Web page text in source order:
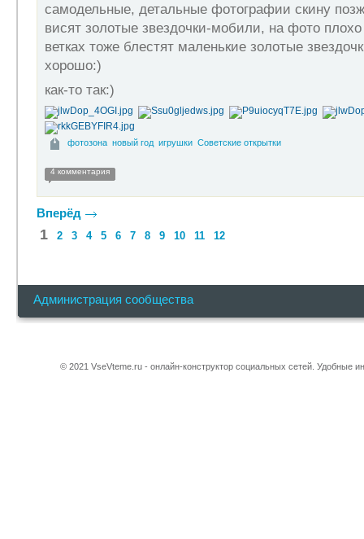
самодельные, детальные фотографии скину
висят золотые звездочки-мобили, на фото
ветках тоже блестят маленькие золотые
хорошо:)
как-то так:)
фотозона новый год игрушки Советские открытки
4 комментария
Вперёд
1 2 3 4 5 6 7 8 9 10 11 12
Администрация сообщества
© 2021 VseVteme.ru - онлайн-конструктор социальных сетей. Удобные